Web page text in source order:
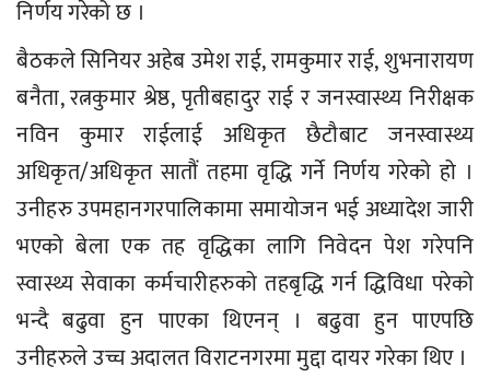
निर्णय गरेको छ ।
बैठकले सिनियर अहेब उमेश राई, रामकुमार राई, शुभनारायण
बनैता, रत्नकुमार श्रेष्ठ, पृतीबहादुर राई र जनस्वास्थ्य निरीक्षक
नविन कुमार राईलाई अधिकृत छैटौबाट जनस्वास्थ्य
अधिकृत/अधिकृत सातौं तहमा वृद्धि गर्ने निर्णय गरेको हो ।
उनीहरु उपमहानगरपालिकामा समायोजन भई अध्यादेश जारी
भएको बेला एक तह वृद्धिका लागि निवेदन पेश गरेपनि
स्वास्थ्य सेवाका कर्मचारीहरुको तहबृद्धि गर्न द्धिविधा परेको
भन्दै बढुवा हुन पाएका थिएनन् । बढुवा हुन पाएपछि
उनीहरुले उच्च अदालत विराटनगरमा मुद्दा दायर गरेका थिए ।